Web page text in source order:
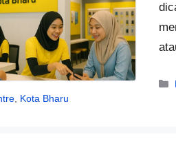
Kota Bharu